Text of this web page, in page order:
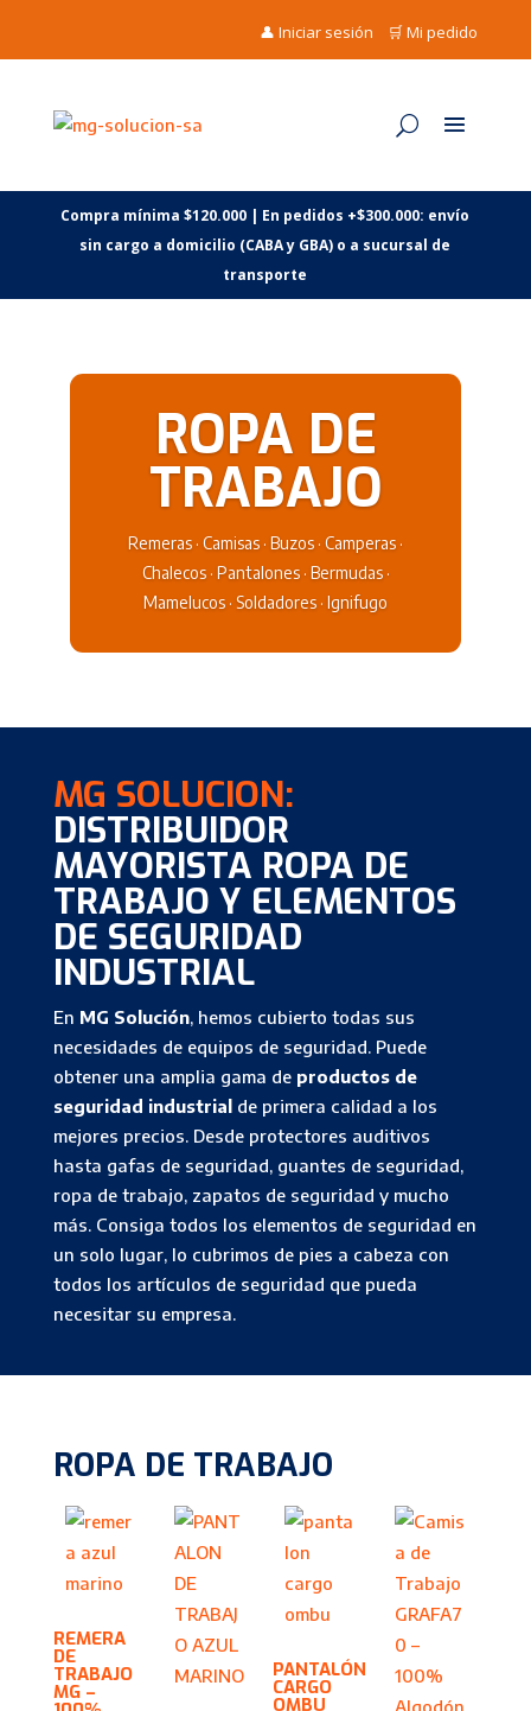
👤 Iniciar sesión 🛒 Mi pedido
Compra mínima $120.000 | En pedidos +$300.000: envío
sin cargo a domicilio (CABA y GBA) o a sucursal de
transporte
ROPA DE
TRABAJO
Remeras · Camisas · Buzos · Camperas ·
Chalecos · Pantalones · Bermudas ·
Mamelucos · Soldadores · Ignifugo
MG SOLUCION:
DISTRIBUIDOR
MAYORISTA ROPA DE
TRABAJO Y ELEMENTOS
DE SEGURIDAD
INDUSTRIAL
En MG Solución, hemos cubierto todas sus
necesidades de equipos de seguridad. Puede
obtener una amplia gama de productos de
seguridad industrialde primera calidad a los
mejores precios. Desde protectores auditivos
hasta gafas de seguridad, guantes de seguridad,
ropa de trabajo, zapatos de seguridad y mucho
más. Consiga todos los elementos de seguridad en
un solo lugar, lo cubrimos de pies a cabeza con
todos los artículos de seguridad que pueda
necesitar su empresa.
ROPA DE TRABAJO
REMERA
DE
TRABAJO
MG –
PANTALÓN
CARGO
OMBU